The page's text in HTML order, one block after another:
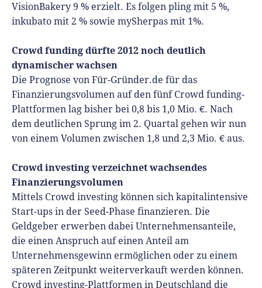
VisionBakery 9 % erzielt. Es folgen pling mit 5 %,
inkubato mit 2 % sowie mySherpas mit 1%.
Crowd funding dürfte 2012 noch deutlich
dynamischer wachsen
Die Prognose von Für-Gründer.de für das
Finanzierungsvolumen auf den fünf Crowd funding-
Plattformen lag bisher bei 0,8 bis 1,0 Mio. €. Nach
dem deutlichen Sprung im 2. Quartal gehen wir nun
von einem Volumen zwischen 1,8 und 2,3 Mio. € aus.
Crowd investing verzeichnet wachsendes
Finanzierungsvolumen
Mittels Crowd investing können sich kapitalintensive
Start-ups in der Seed-Phase finanzieren. Die
Geldgeber erwerben dabei Unternehmensanteile,
die einen Anspruch auf einen Anteil am
Unternehmensgewinn ermöglichen oder zu einem
späteren Zeitpunkt weiterverkauft werden können.
Crowd investing-Plattformen in Deutschland die